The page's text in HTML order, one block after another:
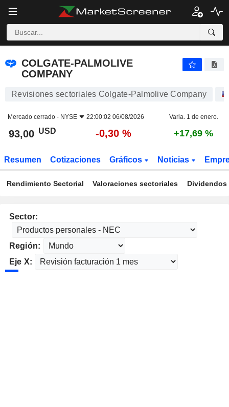
COLGATE-PALMOLIVE
COMPANY
Revisiones sectoriales Colgate-Palmolive Company
Mercado cerrado - NYSE 22:00:02 06/08/2026 Varia. 1 de enero.
93,00 USD -0,30 % +17,69 %
Resumen Cotizaciones Gráficos Noticias
Rendimiento Sectorial Valoraciones sectoriales
Sector:
Región:
Eje X: